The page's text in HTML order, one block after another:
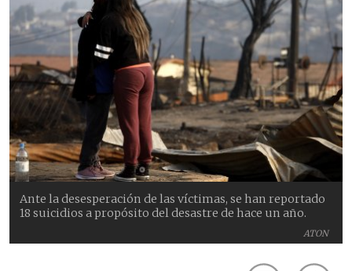
ATON
Ante la desesperación de las víctimas, se han reportado
18 suicidios a propósito del desastre de hace un año.